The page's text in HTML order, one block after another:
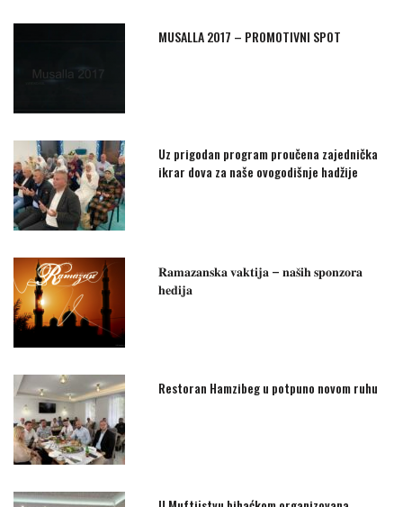
MUSALLA 2017 – PROMOTIVNI SPOT
Uz prigodan program proučena zajednička
ikrar dova za naše ovogodišnje hadžije
𝐑𝐚𝐦𝐚𝐳𝐚𝐧𝐬𝐤𝐚 𝐯𝐚𝐤𝐭𝐢𝐣𝐚 – 𝐧𝐚𝐬̌𝐢𝐡 𝐬𝐩𝐨𝐧𝐳𝐨𝐫𝐚
𝐡𝐞𝐝𝐢𝐣𝐚
Restoran Hamzibeg u potpuno novom ruhu